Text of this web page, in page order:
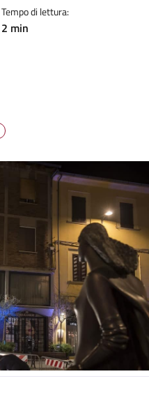
Tempo di lettura:
2 min